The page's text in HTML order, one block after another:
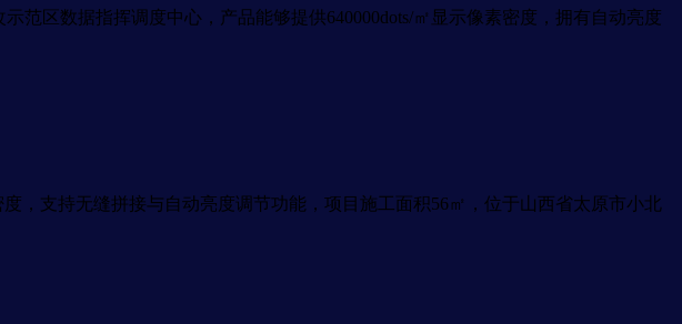
范区数据指挥调度中心，产品能够提供640000dots/㎡显示像素密度，拥有自动亮度
，支持无缝拼接与自动亮度调节功能，项目施工面积56㎡，位于山西省太原市小北